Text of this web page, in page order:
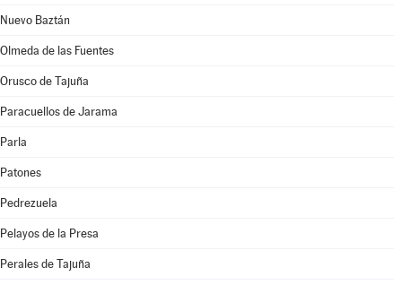
Nuevo Baztán
Olmeda de las Fuentes
Orusco de Tajuña
Paracuellos de Jarama
Parla
Patones
Pedrezuela
Pelayos de la Presa
Perales de Tajuña